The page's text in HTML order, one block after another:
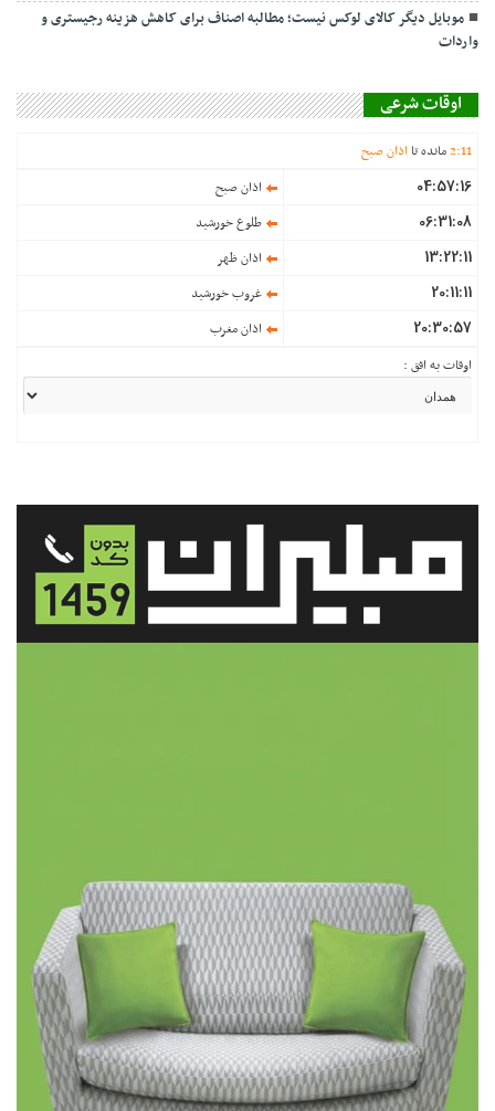
موبایل دیگر کالای لوکس نیست؛ مطالبه اصناف برای کاهش هزینه رجیستری و
واردات
اوقات شرعی
2:11 مانده تا اذان صبح
04:57:16 اذان صبح
06:31:08 طلوع خورشید
13:22:11 اذان ظهر
20:11:11 غروب خورشید
20:30:57
اذان مغرب
اوقات به افق :